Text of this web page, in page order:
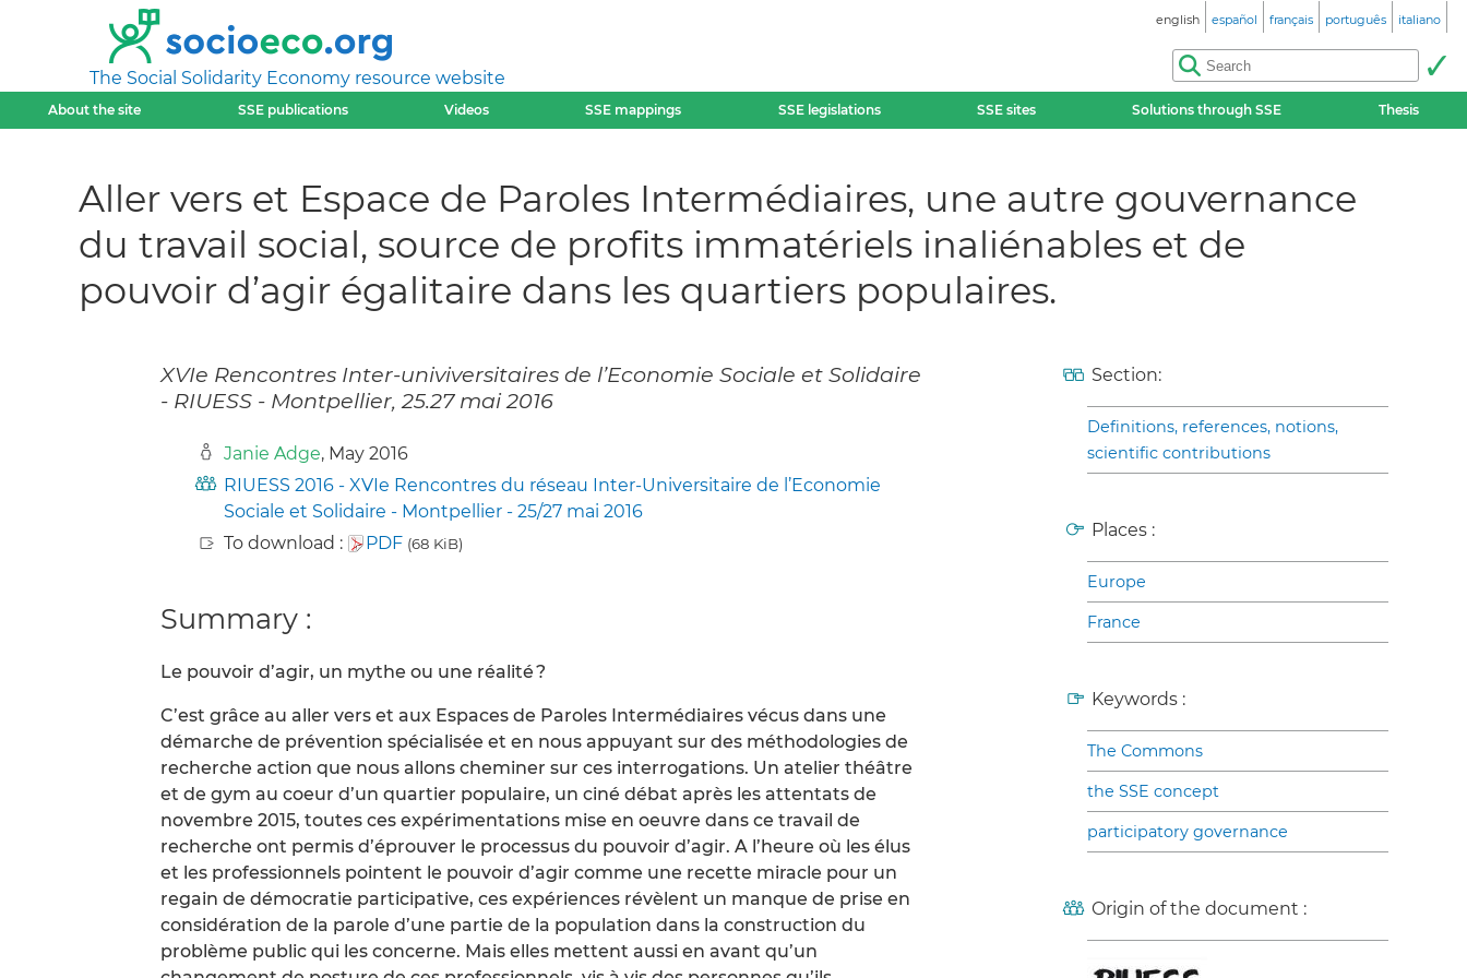
The Social Solidarity Economy resource website
english español français português italiano
About the site SSE publications Videos SSE mappings SSE legislations SSE sites Solutions through SSE Thesis
Aller vers et Espace de Paroles Intermédiaires, une autre gouvernance
du travail social, source de profits immatériels inaliénables et de
pouvoir d’agir égalitaire dans les quartiers populaires.
XVIe Rencontres Inter-univiversitaires de l’Economie Sociale et Solidaire
- RIUESS - Montpellier, 25.27 mai 2016
Janie Adge, May 2016
RIUESS 2016 - XVIe Rencontres du réseau Inter-Universitaire de l’Economie
Sociale et Solidaire - Montpellier - 25/27 mai 2016
To download :
PDF (68 KiB)
Summary :
Le pouvoir d’agir, un mythe ou une réalité ?
C’est grâce au aller vers et aux Espaces de Paroles Intermédiaires vécus dans une
démarche de prévention spécialisée et en nous appuyant sur des méthodologies de
recherche action que nous allons cheminer sur ces interrogations. Un atelier théâtre
et de gym au coeur d’un quartier populaire, un ciné débat après les attentats de
novembre 2015, toutes ces expérimentations mise en oeuvre dans ce travail de
recherche ont permis d’éprouver le processus du pouvoir d’agir. A l’heure où les élus
et les professionnels pointent le pouvoir d’agir comme une recette miracle pour un
regain de démocratie participative, ces expériences révèlent un manque de prise en
considération de la parole d’une partie de la population dans la construction du
problème public qui les concerne. Mais elles mettent aussi en avant qu’un
Section:
Definitions, references, notions,
scientific contributions
Places :
Europe
France
Keywords :
The Commons
the SSE concept
participatory governance
Origin of the document :